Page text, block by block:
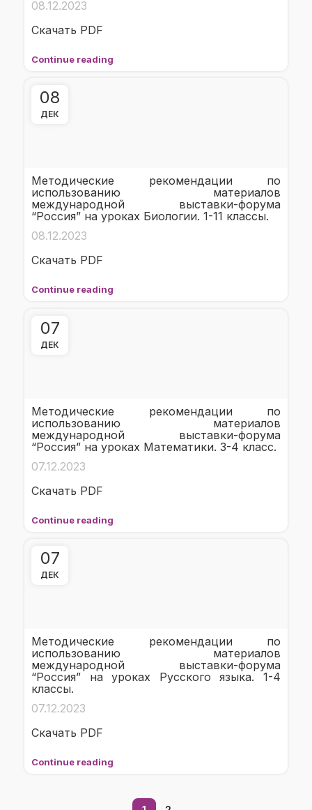
08.12.2023
Скачать PDF
Continue reading
08
ДЕК
Методические рекомендации по
использованию материалов
международной выставки-форума
“Россия” на уроках Биологии. 1-11 классы.
08.12.2023
Скачать PDF
Continue reading
07
ДЕК
Методические рекомендации по
использованию материалов
международной выставки-форума
“Россия” на уроках Математики. 3-4 класс.
07.12.2023
Скачать PDF
Continue reading
07
ДЕК
Методические рекомендации по
использованию материалов
международной выставки-форума
“Россия” на уроках Русского языка. 1-4
классы.
07.12.2023
Скачать PDF
Continue reading